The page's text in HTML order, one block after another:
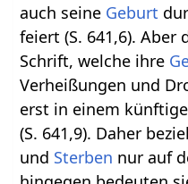
auch seine Geburt
feiert (S. 641,6).
Schrift, welche ihre
Verheißungen und
erst in einem
(S. 641,9). Daher
und Sterben nur auf